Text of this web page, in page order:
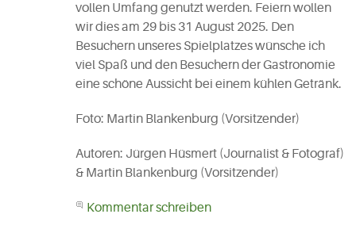
vollen Umfang genutzt werden. Feiern wollen
wir dies am 29 bis 31 August 2025. Den
Besuchern unseres Spielplatzes wünsche ich
viel Spaß und den Besuchern der Gastronomie
eine schöne Aussicht bei einem kühlen Getränk.
Foto: Martin Blankenburg (Vorsitzender)
Autoren: Jürgen Hüsmert (Journalist & Fotograf)
& Martin Blankenburg (Vorsitzender)
Kommentar schreiben